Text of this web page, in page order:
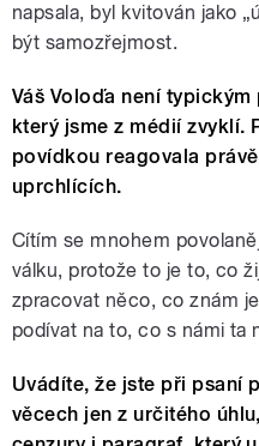
napsala, byl kvitován jako
být samozřejmost.
Váš Voloďa není
který jsme z médií zvyklí.
povídkou reagovala
uprchlících.
Cítím se mnohem
válku, protože to je to, co
zpracovat něco, co znám
podívat na to, co s námi ta
Uvádíte, že jste při psaní
věcech jen z určitého